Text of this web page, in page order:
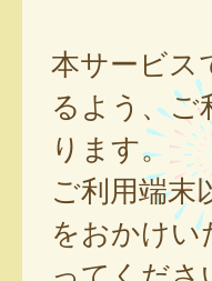
本サービス
るよう、ご
ります。
ご利用端末
をおかけ